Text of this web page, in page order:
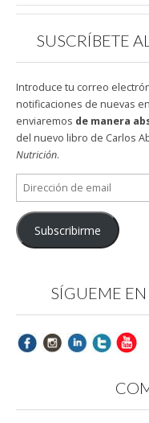
SUSCRÍBETE
Introduce tu correo
notificaciones de nuevas
enviaremos de manera
del nuevo libro de Carlos
Nutrición.
Dirección
de
email
Subscribirme
SÍGUEME EN